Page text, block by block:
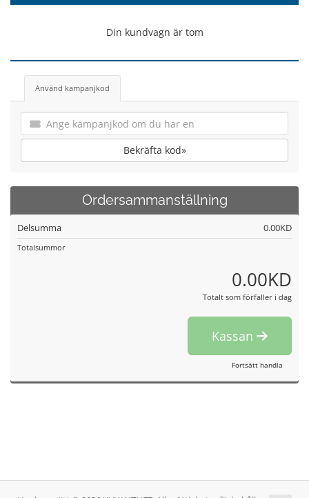
Din kundvagn är tom
Använd kampanjkod
Bekräfta kod»
Ordersammanställning
Delsumma 0.00KD
Totalsummor
0.00KD
Totalt som förfaller i dag
Kassan
Fortsätt handla